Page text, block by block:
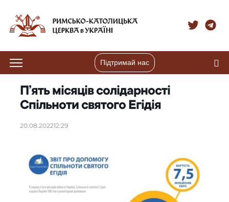
Підтримай нас
П’ять місяців солідарності
Спільноти святого Егідія
20.08.202212:29